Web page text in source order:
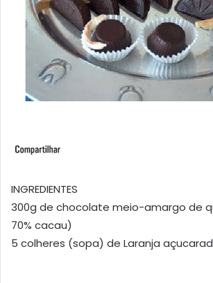
INGREDIENTES
300g de chocolate meio-amargo de
70% cacau)
5 colheres (sopa) de Laranja